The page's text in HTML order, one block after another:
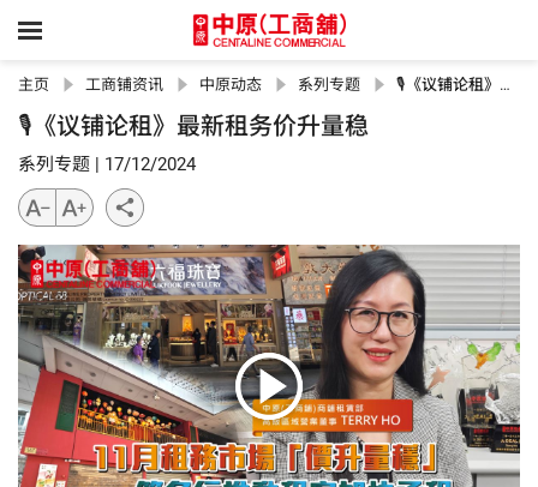
主页 工商铺资讯 中原动态 系列专题 🎙《议铺论租》最新租务价升量稳
🎙《议铺论租》最新租务价升量稳
系列专题 | 17/12/2024